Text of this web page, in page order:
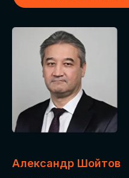
Александр Шойтов